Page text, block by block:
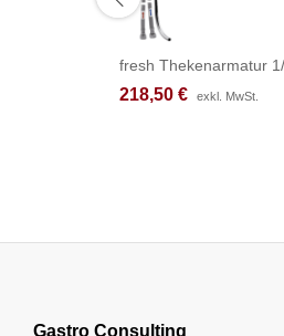
fresh Thekenarmatur
218,50 € exkl. MwSt.
218,50 € exkl. MwSt.
Gastro Consulting